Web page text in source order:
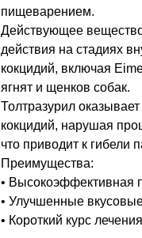
пищеварением.
Действующее
действия на стадиях
кокцидий, включая
ягнят и щенков собак.
Толтразурил
кокцидий, нарушая
что приводит к гибели
Преимущества:
• Высокоэффективная
• Улучшенные
• Короткий курс